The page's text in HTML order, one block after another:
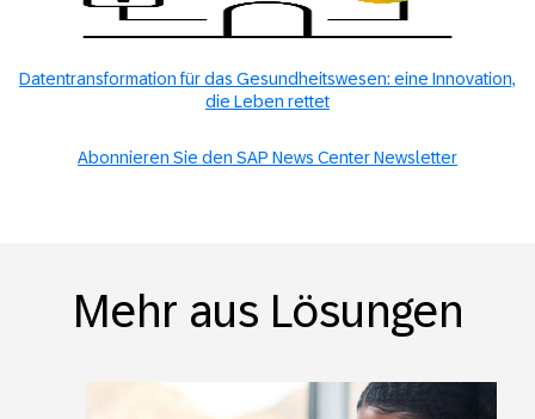
Datentransformation für das Gesundheitswesen: eine Innovation,
die Leben rettet
Abonnieren Sie den SAP News Center Newsletter
Mehr aus Lösungen